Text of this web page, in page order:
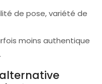
de pose, variété de
moins authentique